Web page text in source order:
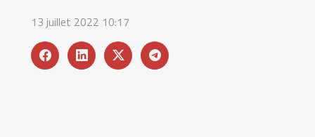
13 juillet 2022 10:17